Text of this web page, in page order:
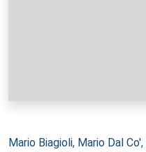
Autori:
Mario Biagioli, Mario Dal Co',